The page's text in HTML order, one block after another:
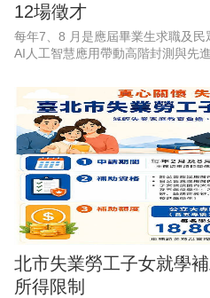
12場徵才
每年7、8 月是應屆畢業生求職及
AI人工智慧應用帶動高階封測與先
發展署雲嘉南分署永康
北市失業勞工子女就學
所得限制